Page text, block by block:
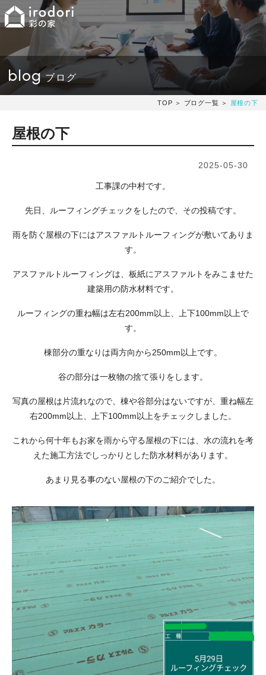
blog ブログ
TOP ＞ ブログ一覧 ＞ 屋根の下
屋根の下
2025-05-30
工事課の中村です。
先日、ルーフィングチェックをしたので、その投稿です。
雨を防ぐ屋根の下にはアスファルトルーフィングが敷いてありま
す。
アスファルトルーフィングは、板紙にアスファルトをみこませた
建築用の防水材料です。
ルーフィングの重ね幅は左右200mm以上、上下100mm以上で
す。
棟部分の重なりは両方向から250mm以上です。
谷の部分は一枚物の捨て張りをします。
写真の屋根は片流れなので、棟や谷部分はないですが、重ね幅左
右200mm以上、上下100mm以上をチェックしました。
これから何十年もお家を雨から守る屋根の下には、水の流れを考
えた施工方法でしっかりとした防水材料があります。
あまり見る事のない屋根の下のご紹介でした。